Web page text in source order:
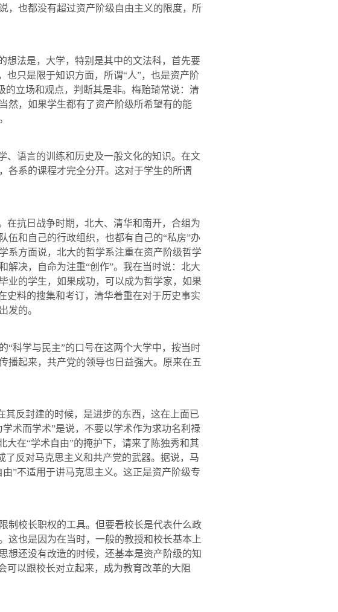
，也都没有超过资产阶级自由主义的限度，所
法是，大学，特别是其中的文法科，首先要
也只是限于知识方面，所谓“人”，也是资产阶
的立场和观点，判断其是非。梅贻琦常说：清
然，如果学生都有了资产阶级所希望有的能
语言的训练和历史及一般文化的知识。在文
各系的课程才完全分开。这对于学生的所谓
在抗日战争时期，北大、清华和南开，合组为
伍和自己的行政组织，也都有自己的“私房”办
系方面说，北大的哲学系注重在资产阶级哲学
解决，自命为注重“创作”。我在当时说：北大
业的学生，如果成功，可以成为哲学家，如果
史料的搜集和考订，清华着重在对于历史事实
发的。
“科学与民主”的口号在这两个大学中，按当时
播起来，共产党的领导也日益强大。原来在五
反封建的时候，是进步的东西，这在上面已
术而学术”是说，不要以学术作为求功名利禄
大在“学术自由”的掩护下，请来了陈独秀和其
了反对马克思主义和共产党的武器。据说，马
”不适用于讲马克思主义。这正是资产阶级专
校长职权的工具。但要看校长是代表什么政
这也是因为在当时，一般的教授和校长基本上
想还没有改造的时候，还基本是资产阶级的知
可以跟校长对立起来，成为教育改革的大阻